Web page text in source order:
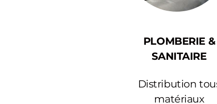
PLOMBERIE &
SANITAIRE
Distribution
matériaux